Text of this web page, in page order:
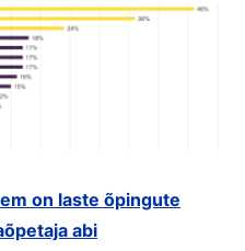
on laste õpingute
abi